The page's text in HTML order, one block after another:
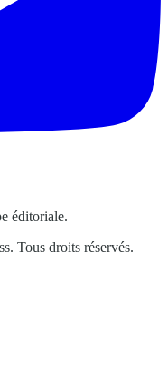
éditoriale.
Tous droits réservés.